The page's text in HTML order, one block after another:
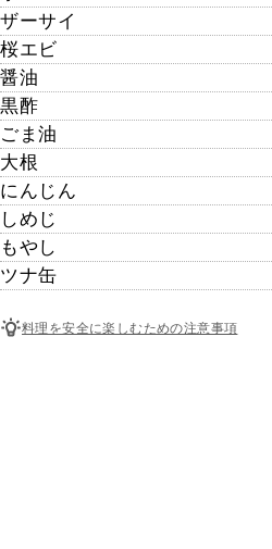
ザーサイ
桜エビ
醤油
黒酢
ごま油
大根
にんじん
しめじ
もやし
ツナ缶
料理を安全に楽しむための注意事項